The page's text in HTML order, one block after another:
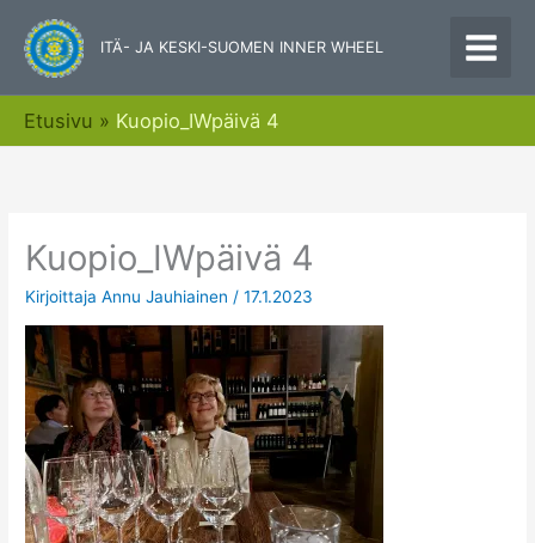
sisältöön
ITÄ- JA KESKI-SUOMEN INNER WHEEL
Etusivu Kuopio_IWpäivä 4
Kuopio_IWpäivä 4
KirjoittajaAnnu Jauhiainen /17.1.2023